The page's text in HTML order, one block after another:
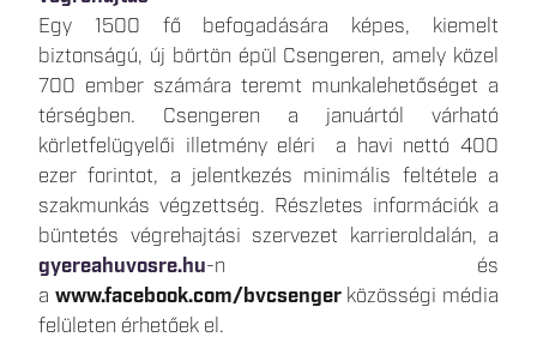
Az elmúlt időszakban több olyan hír is megjelent,
amelyek a börtönökben bevezetett takarékossági
intézkedésekkel foglalkoztak, ezért most közvetlen,
hiteles forrásból származó tájékoztatást
szeretnénk adni Önöknek.
A Büntetés-végrehajtás Országos Parancsnoksága
„A TE HANGOD” névvel elindította új, dolgozói
jelzéseket fogadó digitális platformját a
gyereahuvosre.hu oldalon. Fontosnak tartjuk, hogy
első kézből értesüljünk kollégáink munkavégzéssel
kapcsolatos tapasztalatairól, nehézségeiről és
javaslatairól. Az új online platform lehetőséget
biztosít arra a személyi állomány számára, hogy
közvetlenül megoszthassák észrevételeiteket a
napi munkájukat érintő kérdésekben.
A büntetések, az intézkedések, egyes
kényszerintézkedések és a szabálysértési elzárás
végrehajtásáról szóló 2013. évi CCXL. törvényben
foglalt telekommunikációs eszköz útján történő
kapcsolattartás gyakorlati végrehajtása a Skype
alkalmazás megszűnése okán 2025. május 5.
napjától megváltozik.
Egy 1500 fő befogadására képes, kiemelt
biztonságú, új börtön épül Csengeren, amely közel
700 ember számára teremt munkalehetőséget a
térségben. Csengeren a januártól várható
körletfelügyelői illetmény eléri a havi nettó 400
ezer forintot, a jelentkezés minimális feltétele a
szakmunkás végzettség. Részletes információk a
büntetés végrehajtási szervezet karrieroldalán, a
gyereahuvosre.hu-n és
a www.facebook.com/bvcsengerközösségi média
felületen érhetőek el.